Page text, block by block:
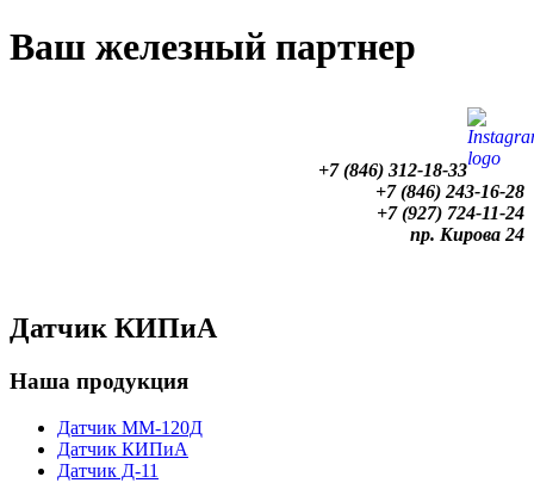
Ваш железный партнер
+7 (846) 312-18-33
+7 (846) 243-16-28
+7 (927) 724-11-24
пр. Кирова 24
Датчик КИПиА
Наша продукция
Датчик ММ-120Д
Датчик КИПиА
Датчик Д-11